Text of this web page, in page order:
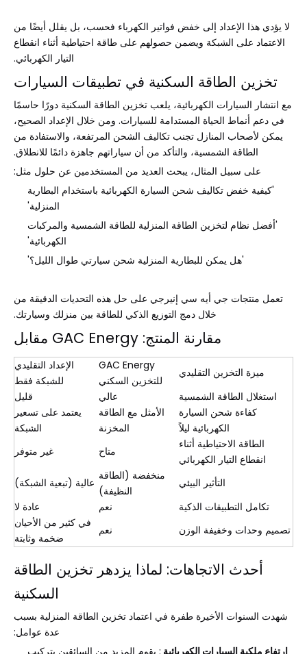
لا يؤدي هذا الإعداد إلى خفض فواتير الكهرباء فحسب، بل يقلل أيضًا من
الاعتماد على الشبكة ويضمن حصولهم على طاقة احتياطية أثناء انقطاع
التيار الكهربائي.
تخزين الطاقة السكنية في تطبيقات السيارات
مع انتشار السيارات الكهربائية، يلعب تخزين الطاقة السكنية دورًا حاسمًا
في دعم أنماط الحياة المستدامة للسيارات. ومن خلال الإعداد الصحيح،
يمكن لأصحاب المنازل تجنب تكاليف الشحن المرتفعة، والاستفادة من
الطاقة الشمسية، والتأكد من أن سياراتهم جاهزة دائمًا للانطلاق.
على سبيل المثال، يبحث العديد من المستخدمين عن حلول مثل:
'كيفية خفض تكاليف شحن السيارة الكهربائية باستخدام البطارية
المنزلية'
'أفضل نظام لتخزين الطاقة المنزلية للطاقة الشمسية والمركبات
الكهربائية'
'هل يمكن للبطارية المنزلية شحن سيارتي طوال الليل؟'
تعمل منتجات جي أيه سي إنيرجي على حل هذه التحديات الدقيقة من
خلال دمج التوزيع الذكي للطاقة بين منزلك وسيارتك.
مقارنة المنتج: GAC Energy مقابل
ميزة التخزين التقليدي
GAC Energy
للتخزين السكني
الإعداد التقليدي
للشبكة فقط
استغلال الطاقة الشمسية
عالي
قليل
كفاءة شحن السيارة
الكهربائية ليلاً
الأمثل مع الطاقة
المخزنة
يعتمد على تسعير
الشبكة
الطاقة الاحتياطية أثناء
انقطاع التيار الكهربائي
متاح غير متوفر
التأثير البيئي
منخفضة (الطاقة
النظيفة)
عالية (تبعية الشبكة)
تكامل التطبيقات الذكية
نعم
عادة لا
تصميم وحدات وخفيفة الوزن
نعم
في كثير من الأحيان
ضخمة وثابتة
أحدث الاتجاهات: لماذا يزدهر تخزين الطاقة
السكنية
شهدت السنوات الأخيرة طفرة في اعتماد تخزين الطاقة المنزلية بسبب
عدة عوامل:
ارتفاع ملكية السيارات الكهربائية : يقوم المزيد من السائقين بتركيب